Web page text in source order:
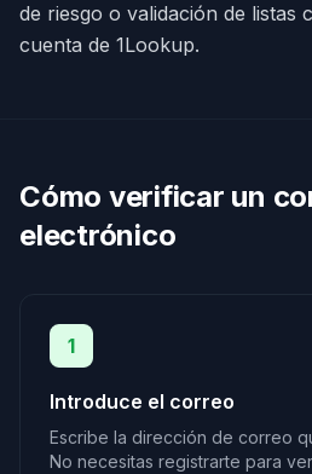
de riesgo o validación de listas
cuenta de 1Lookup.
Cómo verificar un
electrónico
1
Introduce el correo
Escribe la dirección de correo
No necesitas registrarte para